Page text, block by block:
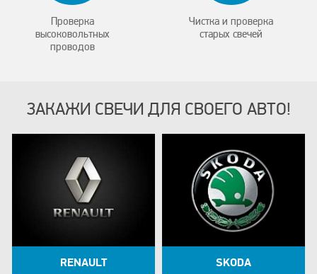
Проверка
высоковольтных
проводов
Чистка и проверка
старых свечей
ЗАКАЖИ СВЕЧИ ДЛЯ СВОЕГО АВТО!
RENAULT SKODA